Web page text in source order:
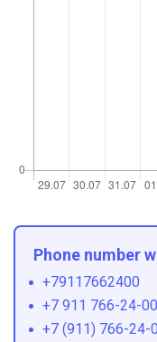
Phone number
+79117662400
+7 911 766-24-00
+7 (911) 766-24-